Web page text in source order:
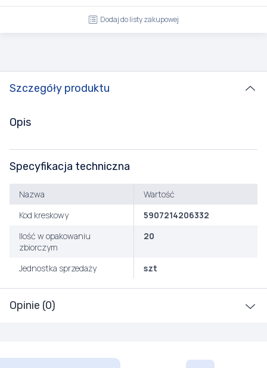
Dodaj do listy zakupowej
Szczegóły produktu
Opinie (0)
Opis
Specyfikacja techniczna
Nazwa
Wartość
Kod kreskowy
5907214206332
Ilość w opakowaniu
zbiorczym
20
Jednostka sprzedaży szt